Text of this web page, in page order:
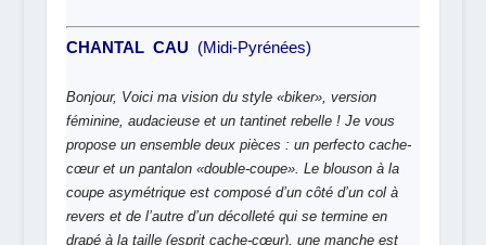
CHANTAL CAU (Midi-Pyrénées)
Bonjour, Voici ma vision du style «biker», version
féminine, audacieuse et un tantinet rebelle ! Je vous
propose un ensemble deux pièces : un perfecto cache-
cœur et un pantalon «double-coupe». Le blouson à la
coupe asymétrique est composé d’un côté d’un col à
revers et de l’autre d’un décolleté qui se termine en
drapé à la taille (esprit cache-cœur), une manche est